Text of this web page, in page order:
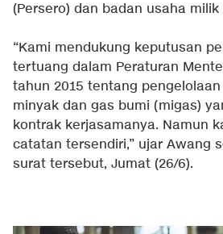
(Persero) dan badan usaha milik
“Kami mendukung keputusan
tertuang dalam Peraturan
tahun 2015 tentang
minyak dan gas bumi (migas)
kontrak kerjasamanya. Namun
catatan tersendiri,” ujar Awang
surat tersebut, Jumat (26/6).